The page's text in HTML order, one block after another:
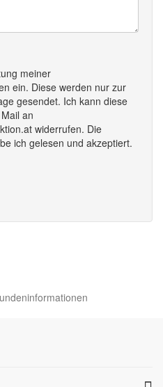
meiner
ein. Diese werden nur zur
gesendet. Ich kann diese
an
widerrufen. Die
ich gelesen und akzeptiert.